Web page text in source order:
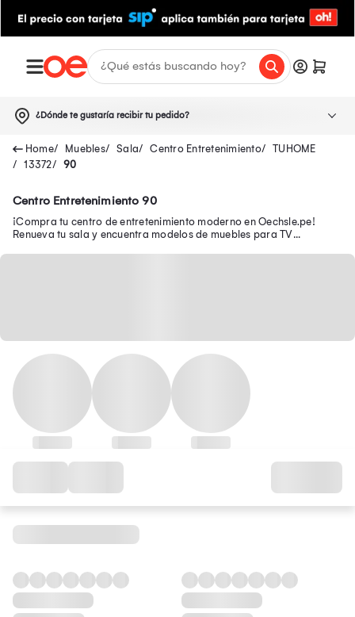
¿Dónde te gustaría recibir tu pedido?
Muebles Sala Centro Entretenimiento
TUHOME
13372
90
Centro Entretenimiento 90
¡Compra tu centro de entretenimiento moderno en Oechsle.pe!
Renueva tu sala y encuentra modelos de muebles para TV